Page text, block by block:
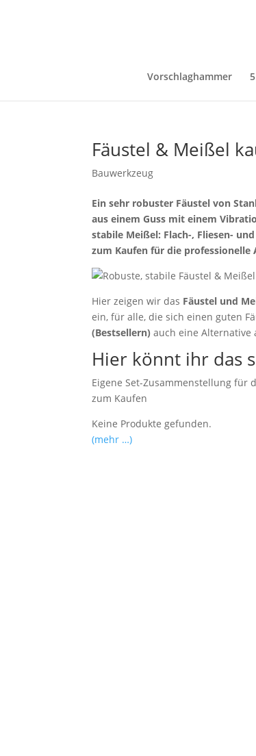
Vorschlaghammer
Fäustel & Meißel
Bauwerkzeug
Ein sehr robuster Fäustel von
aus einem Guss mit einem
stabile Meißel: Flach-, Fliesen-
zum Kaufen für die professionelle
Hier zeigen wir das Fäustel und
ein, für alle, die sich einen guten
(Bestsellern) auch eine Alternative
Hier könnt ihr das
Eigene Set-Zusammenstellung für
zum Kaufen
Keine Produkte gefunden.
(mehr …)